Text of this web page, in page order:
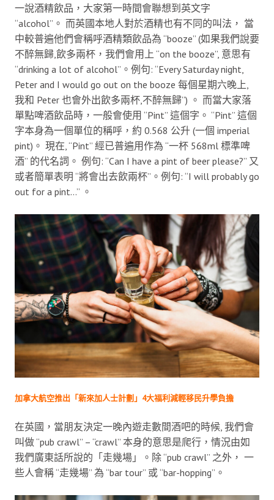
一說酒精飲品，大家第一時間會聯想到英文字
“alcohol”。 而英國本地人對於酒精也有不同的叫法， 當
中較普遍他們會稱呼酒精類飲品為 “booze” (如果我們說要
不醉無歸,飲多兩杯，我們會用上 “on the booze”, 意思有
“drinking a lot of alcohol”。例句: “Every Saturday night,
Peter and I would go out on the booze 每個星期六晚上,
我和 Peter 也會外出飲多兩杯,不醉無歸”) 。 而當大家落
單點啤酒飲品時，一般會使用 “Pint” 這個字。 “Pint” 這個
字本身為一個單位的稱呼，約 0.568 公升 (一個 imperial
pint)。 現在, “Pint” 經已普遍用作為 “一杯 568ml 標準啤
酒” 的代名詞。 例句: “Can I have a pint of beer please?” 又
或者簡單表明 “將會出去飲兩杯”。例句: “I will probably go
out for a pint…” 。
加拿大航空推出「新來加人士計劃」4大福利減輕移民升學負擔
在英國，當朋友決定一晚內遊走數間酒吧的時候, 我們會
叫做 “pub crawl” – “crawl” 本身的意思是爬行，情況由如
我們廣東話所說的「走幾場」。除 “pub crawl” 之外， 一
些人會稱 “走幾場” 為 “bar tour” 或 “bar-hopping”。